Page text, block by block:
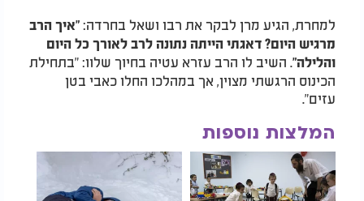
למחרת, הגיע מרן לבקר את רבו ושאל בחרדה:"איך הרב
מרגיש היום? דאגתי הייתה נתונה לרב לאורך כל היום
והלילה". השיב לו הרב עזרא עטיה בחיוך שלוו: "בתחילת
הכינוס הרגשתי מצוין, אך במהלכו החלו כאבי בטן
עזים".
המלצות נוספות